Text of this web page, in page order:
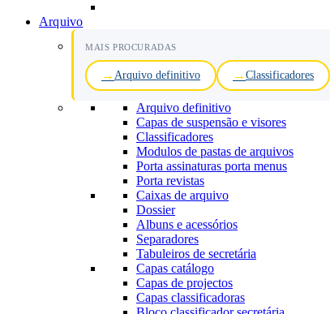
Arquivo
MAIS PROCURADAS
Arquivo definitivo Classificadores
Arquivo definitivo
Capas de suspensão e visores
Classificadores
Modulos de pastas de arquivos
Porta assinaturas porta menus
Porta revistas
Caixas de arquivo
Dossier
Albuns e acessórios
Separadores
Tabuleiros de secretária
Capas catálogo
Capas de projectos
Capas classificadoras